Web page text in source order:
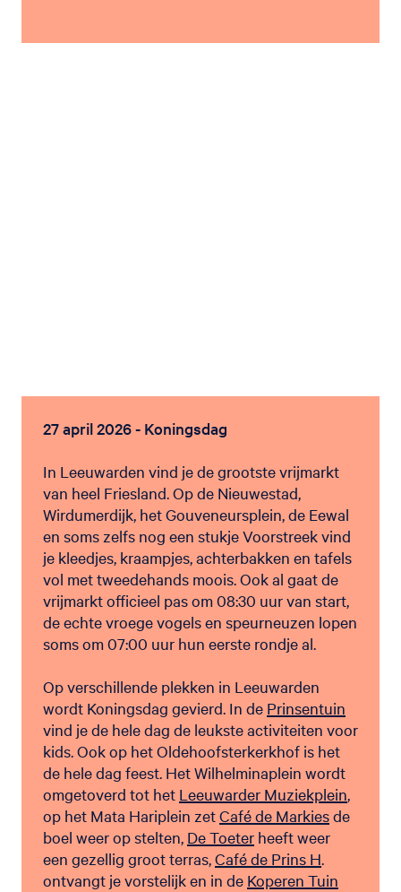
27 april 2026 - Koningsdag
In Leeuwarden vind je de grootste vrijmarkt
van heel Friesland. Op de Nieuwestad,
Wirdumerdijk, het Gouveneursplein, de Eewal
en soms zelfs nog een stukje Voorstreek vind
je kleedjes, kraampjes, achterbakken en tafels
vol met tweedehands moois. Ook al gaat de
vrijmarkt officieel pas om 08:30 uur van start,
de echte vroege vogels en speurneuzen lopen
soms om 07:00 uur hun eerste rondje al.
Op verschillende plekken in Leeuwarden
wordt Koningsdag gevierd. In de Prinsentuin
vind je de hele dag de leukste activiteiten voor
kids. Ook op het Oldehoofsterkerkhof is het
de hele dag feest. Het Wilhelminaplein wordt
omgetoverd tot het Leeuwarder Muziekplein,
op het Mata Hariplein zetCafé de Markiesde
boel weer op stelten, De Toeter heeft weer
een gezellig groot terras,Café de Prins H.
ontvangt je vorstelijk en in de Koperen Tuin